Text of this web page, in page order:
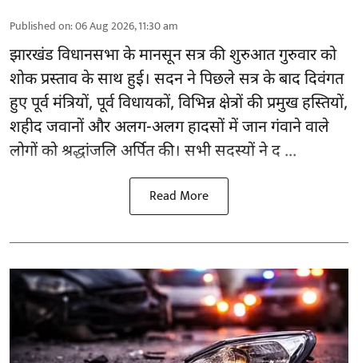
Published on:06 Aug 2026, 11:30 am
झारखंडविधानसभा के मानसून सत्र की शुरुआत गुरुवार को
शोक प्रस्ताव के साथ हुई। सदन ने पिछले सत्र के बाद दिवंगत
हुए पूर्व मंत्रियों, पूर्व विधायकों, विभिन्न क्षेत्रों की प्रमुख हस्तियों,
शहीद जवानों और अलग-अलग हादसों में जान गंवाने वाले
लोगों को श्रद्धांजलि अर्पित की। सभी सदस्यों ने द ...
Read More